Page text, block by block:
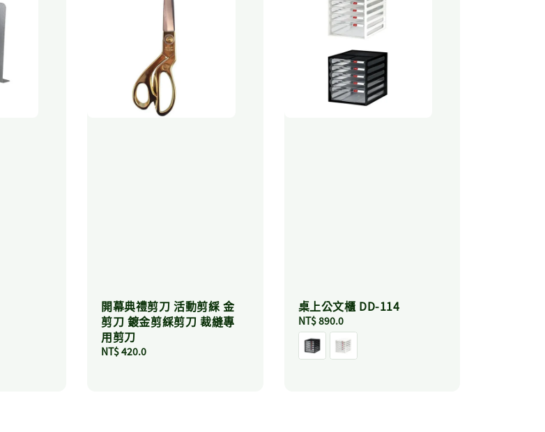
開幕典禮剪刀 活動剪綵 金
剪刀 鍍金剪綵剪刀 裁縫專
用剪刀
Regular
NT$ 420.0
桌上公文櫃 DD-114
Regular
price
NT$ 890.0